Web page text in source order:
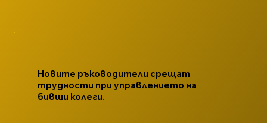
Новите ръководители срещат
трудности при управлението на
бивши колеги.